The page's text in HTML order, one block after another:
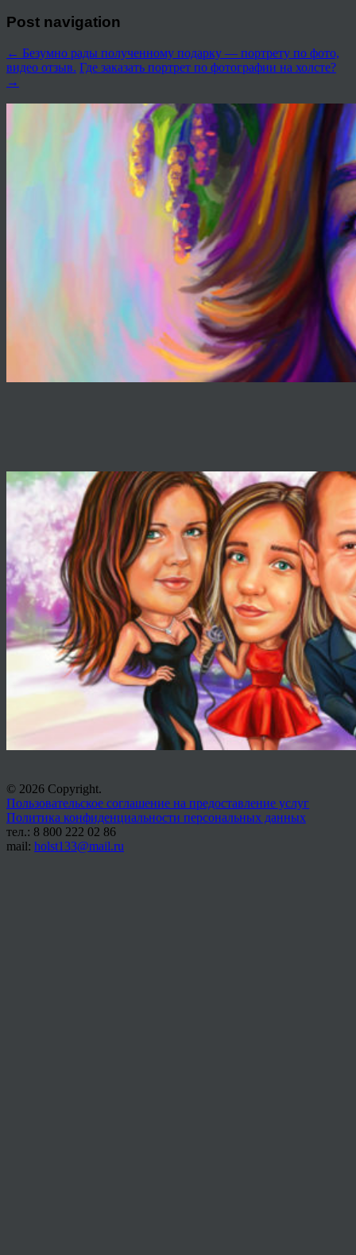
Post navigation
← Безумно рады полученному подарку — портрету по фото,
видео отзыв. Где заказать портрет по фотографии на холсте?
→
© 2026 Copyright.
Пользовательское соглашение на предоставление услуг
Политика конфиденциальности персональных данных
тел.: 8 800 222 02 86
mail: holst133@mail.ru